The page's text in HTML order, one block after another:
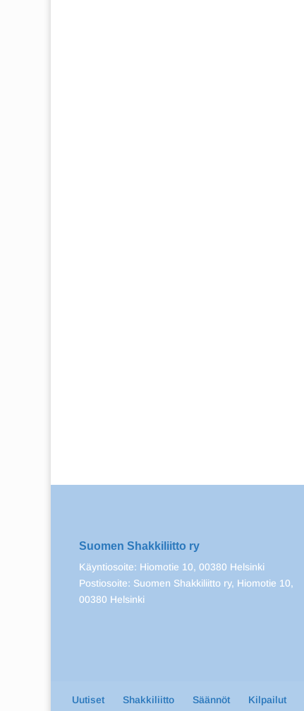
Suomen Shakkiliitto ry
Käyntiosoite: Hiomotie 10, 00380 Helsinki
Postiosoite: Suomen Shakkiliitto ry, Hiomotie 10,
00380 Helsinki
Uutiset Shakkiliitto Säännöt Kilpailut